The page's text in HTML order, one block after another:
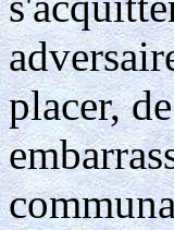
placer,